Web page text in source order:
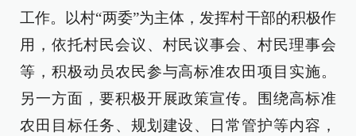
工作。以村“两委”为主体，发挥村干部的积极作
用，依托村民会议、村民议事会、村民理事会
等，积极动员农民参与高标准农田项目实施。
另一方面，要积极开展政策宣传。围绕高标准
农田目标任务、规划建设、日常管护等内容，